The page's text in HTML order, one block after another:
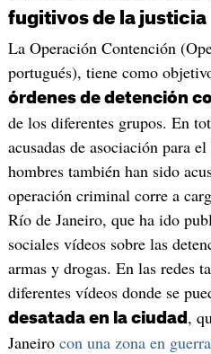
fugitivos de la justicia
La Operación Contención
portugués), tiene como
órdenes de detención
de los diferentes grupos. En
acusadas de asociación para
hombres también han sido
operación criminal corre a
Río de Janeiro, que ha ido
sociales vídeos sobre las
armas y drogas. En las redes
diferentes vídeos donde se
desatada en la ciudad ,
Janeiro con una zona en guerra